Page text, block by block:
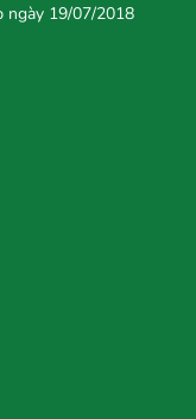
ngày 19/07/2018